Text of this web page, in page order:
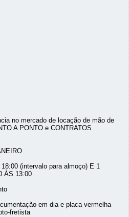
no mercado de locação de mão de
A PONTO e CONTRATOS
(intervalo para almoço) E 1
ÀS 13:00
em dia e placa vermelha
fretista